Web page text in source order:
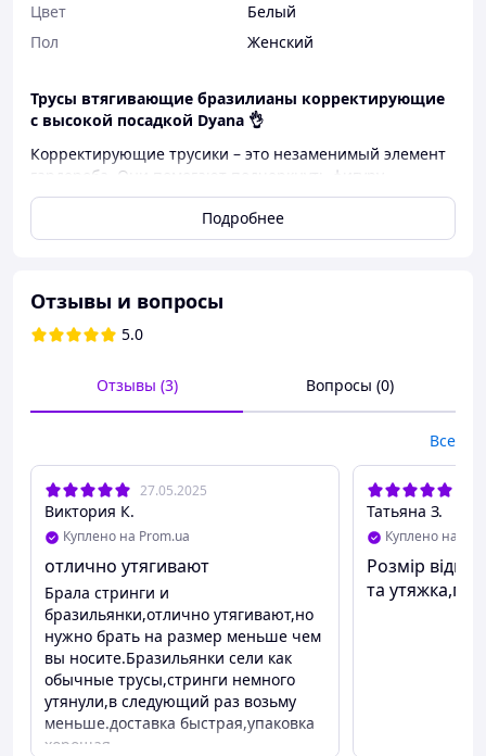
Цвет
Белый
Пол
Женский
Трусы втягивающие бразилианы корректирующие
с высокой посадкой Dyana 👌
Корректирующие трусики – это незаменимый элемент
гардероба. Они помогают подчеркнуть фигуру,
обеспечивая комфорт 🫶 и уверенность в любом
🔹Размеры:
S/М-объем бедер-86-95 см;
Высота пояса 13-14 см.
🔹Материал – синтетический трикотаж в рубчик без
🔹Цветы: черный, белый, бежевый.
🔥Количество ограничено
ВНИМАНИЕ!
Наложенный платеж только по предоплате 100 грн
Также доступна безопасная пром-оплата
Подробнее
Отзывы и вопросы
5.0
Отзывы (3) Вопросы (0)
Все
27.05.2025
Виктория К.
Куплено на Prom.ua
отлично утягивают
Брала стринги и
бразильянки,отлично утягивают,но
нужно брать на размер меньше чем
вы носите.Бразильянки сели как
обычные трусы,стринги немного
утянули,в следующий раз возьму
меньше.доставка быстрая,упаковка
хорошая
Татьяна З.
Куплено на
Розмір
та